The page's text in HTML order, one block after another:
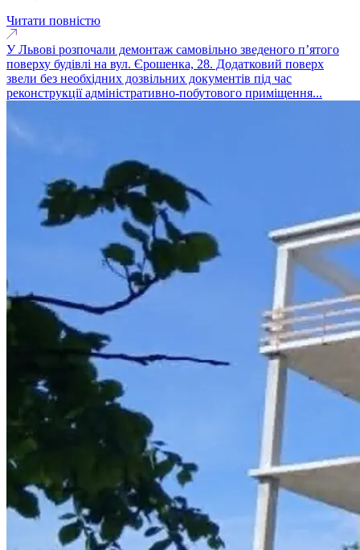
Читати повністю
У Львові розпочали демонтаж самовільно зведеного п’ятого
поверху будівлі на вул. Єрошенка, 28. Додатковий поверх
звели без необхідних дозвільних документів під час
реконструкції адміністративно-побутового приміщення...